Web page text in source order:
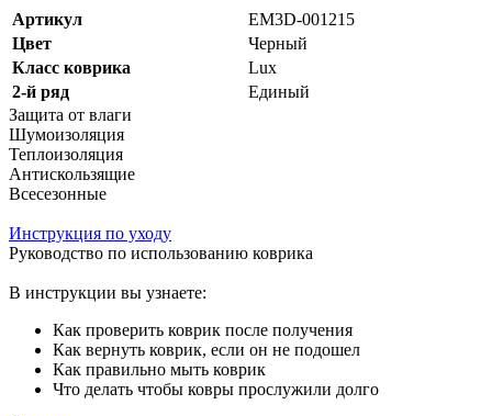
Артикул
EM3D-001215
Цвет
Черный
Класс коврика
Lux
2-й ряд
Единый
Защита от влаги
Шумоизоляция
Теплоизоляция
Антискользящие
Всесезонные
Инструкция по уходу
Руководство по использованию коврика
В инструкции вы узнаете:
Как проверить коврик после получения
Как вернуть коврик, если он не подошел
Как правильно мыть коврик
Что делать чтобы ковры прослужили долго